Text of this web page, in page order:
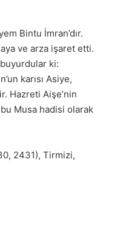
Bintu İmran’dır.
ve arza işaret etti.
ki:
karısı Asiye,
Hazreti Aişe’nin
Musa hadisi olarak
2431), Tirmizi,